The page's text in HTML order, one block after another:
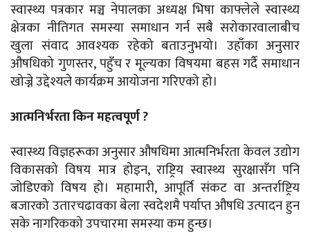
स्वास्थ्य पत्रकार मञ्च नेपालका अध्यक्ष भिषा काफ्लेले स्वास्थ्य
क्षेत्रका नीतिगत समस्या समाधान गर्न सबै सरोकारवालाबीच
खुला संवाद आवश्यक रहेको बताउनुभयो। उहाँका अनुसार
औषधिको गुणस्तर, पहुँच र मूल्यका विषयमा बहस गर्दै समाधान
खोज्ने उद्देश्यले कार्यक्रम आयोजना गरिएको हो।
आत्मनिर्भरता किन महत्वपूर्ण ?
स्वास्थ्य विज्ञहरूका अनुसार औषधिमा आत्मनिर्भरता केवल उद्योग
विकासको विषय मात्र होइन, राष्ट्रिय स्वास्थ्य सुरक्षासँग पनि
जोडिएको विषय हो। महामारी, आपूर्ति संकट वा अन्तर्राष्ट्रिय
बजारको उतारचढावका बेला स्वदेशमै पर्याप्त औषधि उत्पादन हुन
सके नागरिकको उपचारमा समस्या कम हुन्छ।